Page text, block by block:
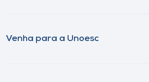
Venha para a Unoesc